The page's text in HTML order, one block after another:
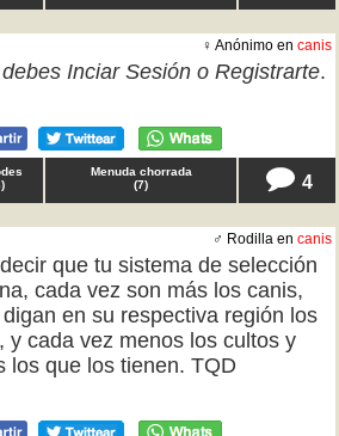
♀ Anónimo en canis
Inciar Sesión o Registrarte.
)
Menuda chorrada
(7) 4
♂ Rodilla en canis
que tu sistema de selección
cada vez son más los canis,
en su respectiva región los
y cada vez menos los cultos y
los que los tienen. TQD